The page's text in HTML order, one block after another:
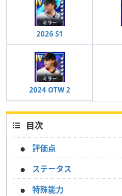
2026 S1
2024 OTW 2
目次
評価点
ステータス
特殊能力